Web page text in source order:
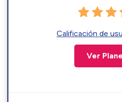
Calificación de
Ver